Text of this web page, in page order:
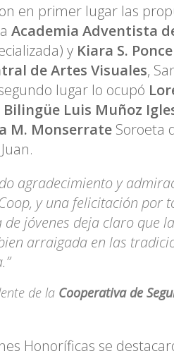
en primer lugar las
Academia Adventista
y Kiara S.
de Artes Visuales,
lugar lo ocupó
Luis Muñoz
M. Monserrate Soroeta
agradecimiento y
y una felicitación por
de jóvenes deja claro que
arraigada en las
de la Cooperativa de
Honoríficas se